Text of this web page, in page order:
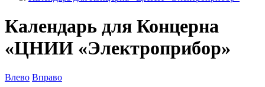
Календарь для Концерна
«ЦНИИ «Электроприбор»
Влево Вправо